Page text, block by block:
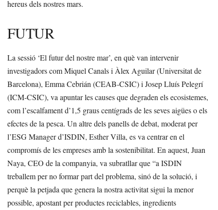
hereus dels nostres mars.
FUTUR
La sessió ‘El futur del nostre mar’, en què van intervenir
investigadors com Miquel Canals i Àlex Aguilar (Universitat de
Barcelona), Emma Cebrián (CEAB-CSIC) i Josep Lluís Pelegrí
(ICM-CSIC), va apuntar les causes que degraden els ecosistemes,
com l’escalfament d’1,5 graus centígrads de les seves aigües o els
efectes de la pesca. Un altre dels panells de debat, moderat per
l’ESG Manager d’ISDIN, Esther Villa, es va centrar en el
compromís de les empreses amb la sostenibilitat. En aquest, Juan
Naya, CEO de la companyia, va subratllar que “a ISDIN
treballem per no formar part del problema, sinó de la solució, i
perquè la petjada que genera la nostra activitat sigui la menor
possible, apostant per productes reciclables, ingredients